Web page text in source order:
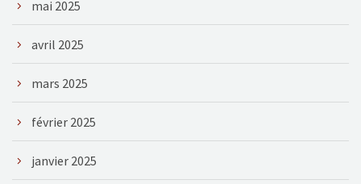
mai 2025
avril 2025
mars 2025
février 2025
janvier 2025